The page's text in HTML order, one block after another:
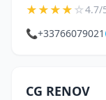
★★★★☆4.7/
📞+33766079021
CG RENOV